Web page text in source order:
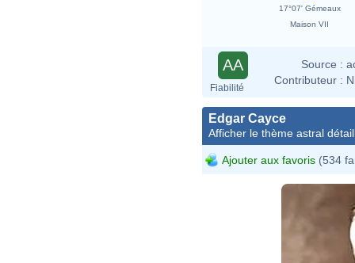
17°07' Gémeaux
Maison VII
AA
Fiabilité
Source :
Contributeur :
Edgar Cayce
Afficher le thème astral
Ajouter aux favoris (534